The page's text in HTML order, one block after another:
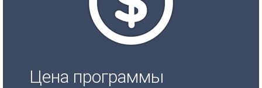
Цена программы